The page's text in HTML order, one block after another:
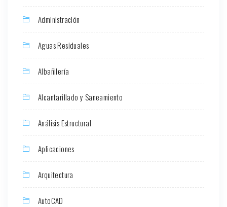
Administración
Aguas Residuales
Albañilería
Alcantarillado y Saneamiento
Análisis Estructural
Aplicaciones
Arquitectura
AutoCAD